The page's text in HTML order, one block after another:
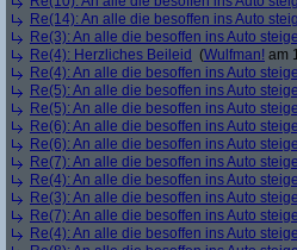
Re(14): An alle die besoffen ins Auto
Re(3): An alle die besoffen ins Auto
Re(4): Herzliches Beileid (Wulfman! am
Re(4): An alle die besoffen ins Auto
Re(5): An alle die besoffen ins Auto
Re(5): An alle die besoffen ins Auto
Re(6): An alle die besoffen ins Auto
Re(6): An alle die besoffen ins Auto
Re(7): An alle die besoffen ins Auto
Re(4): An alle die besoffen ins Auto
Re(3): An alle die besoffen ins Auto
Re(7): An alle die besoffen ins Auto
Re(4): An alle die besoffen ins Auto